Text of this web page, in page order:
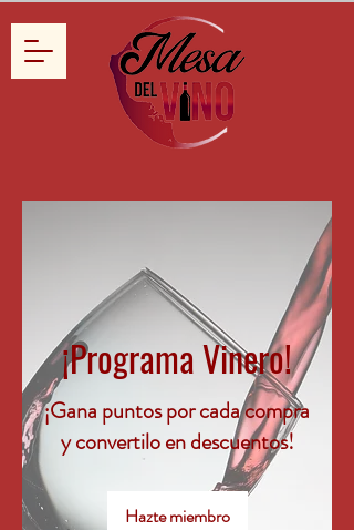
¡Programa Vinero!
¡Gana puntos por cada compra
y convertilo en descuentos!
Hazte miembro